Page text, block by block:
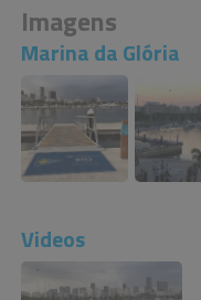
Imagens
Marina da Glória
Videos